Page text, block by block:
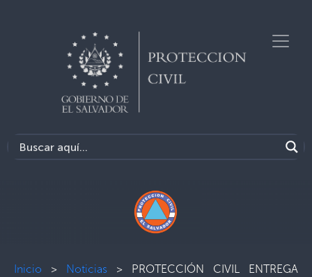
Inicio > Noticias > PROTECCIÓN CIVIL ENTREGA